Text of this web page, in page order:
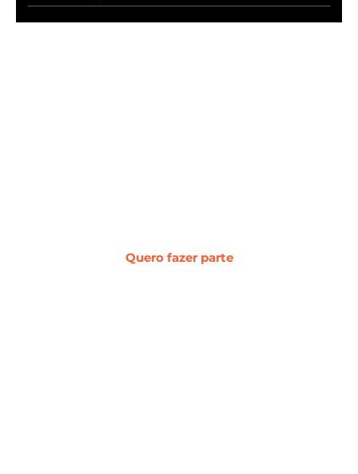
Quero fazer parte